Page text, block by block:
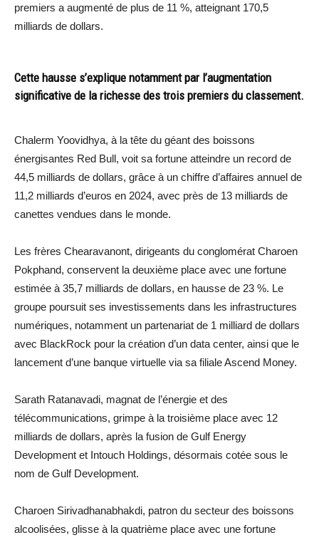
premiers a augmenté de plus de 11 %, atteignant 170,5
milliards de dollars.
Cette hausse s’explique notamment par l’augmentation
significative de la richesse des trois premiers du classement.
Chalerm Yoovidhya, à la tête du géant des boissons
énergisantes Red Bull, voit sa fortune atteindre un record de
44,5 milliards de dollars, grâce à un chiffre d’affaires annuel de
11,2 milliards d’euros en 2024, avec près de 13 milliards de
canettes vendues dans le monde.
Les frères Chearavanont, dirigeants du conglomérat Charoen
Pokphand, conservent la deuxième place avec une fortune
estimée à 35,7 milliards de dollars, en hausse de 23 %. Le
groupe poursuit ses investissements dans les infrastructures
numériques, notamment un partenariat de 1 milliard de dollars
avec BlackRock pour la création d’un data center, ainsi que le
lancement d’une banque virtuelle via sa filiale Ascend Money.
Sarath Ratanavadi, magnat de l’énergie et des
télécommunications, grimpe à la troisième place avec 12
milliards de dollars, après la fusion de Gulf Energy
Development et Intouch Holdings, désormais cotée sous le
nom de Gulf Development.
Charoen Sirivadhanabhakdi, patron du secteur des boissons
alcoolisées, glisse à la quatrième place avec une fortune